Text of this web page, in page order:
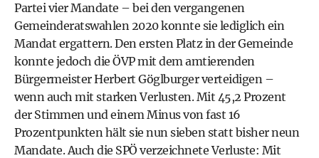
Partei vier Mandate – bei den vergangenen
Gemeinderatswahlen 2020 konnte sie lediglich ein
Mandat ergattern. Den ersten Platz in der Gemeinde
konnte jedoch die ÖVP mit dem amtierenden
Bürgermeister Herbert Göglburger verteidigen –
wenn auch mit starken Verlusten. Mit 45,2 Prozent
der Stimmen und einem Minus von fast 16
Prozentpunkten hält sie nun sieben statt bisher neun
Mandate. Auch die SPÖ verzeichnete Verluste: Mit